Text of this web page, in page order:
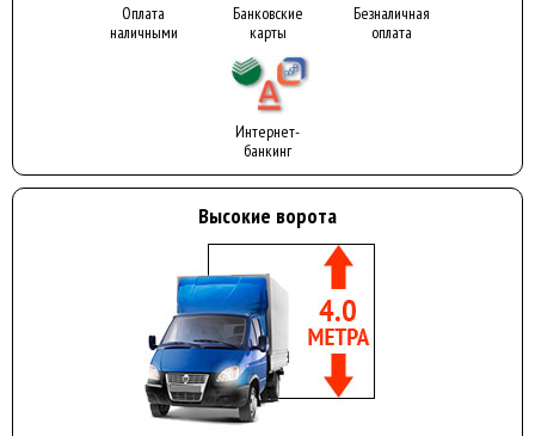
Оплата
наличными
Банковские
карты
Безналичная
оплата
Интернет-
банкинг
Высокие ворота